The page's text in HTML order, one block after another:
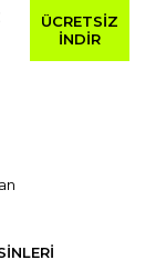
ÜCRETSİZ
İNDİR